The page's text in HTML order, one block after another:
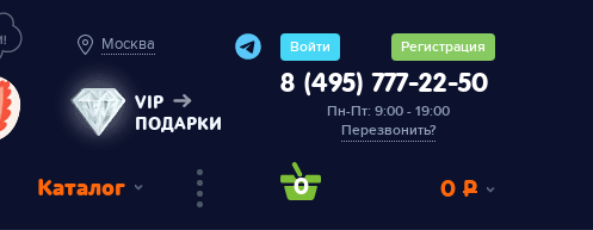
Москва
VIP
ПОДАРКИ
Войти Регистрация
8 (495) 777-22-50
Пн-Пт: 9:00 - 19:00
Перезвонить?
Каталог 0 0 Р